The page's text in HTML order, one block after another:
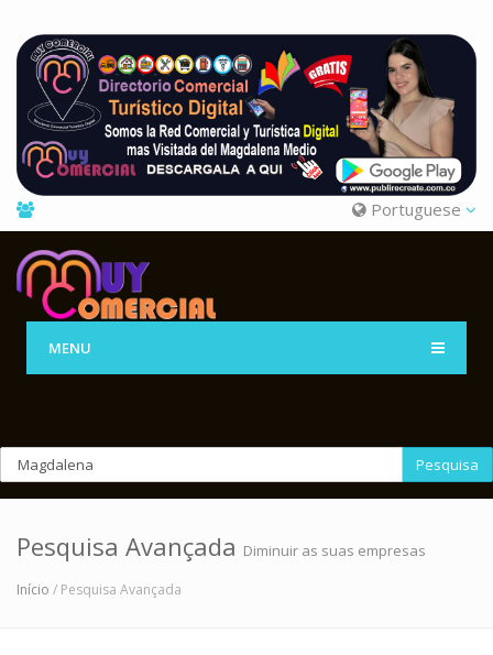
Portuguese
MENU
Pesquisa
Pesquisa Avançada Diminuir as suas empresas
Início / Pesquisa Avançada